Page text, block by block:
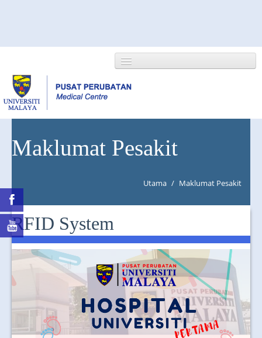
NEWS/EVENTS
DEPARTMENT
JOIN US
CONTACT US
MAPS & LOCATION
SSO
Maklumat Pesakit
Utama / Maklumat Pesakit
RFID System